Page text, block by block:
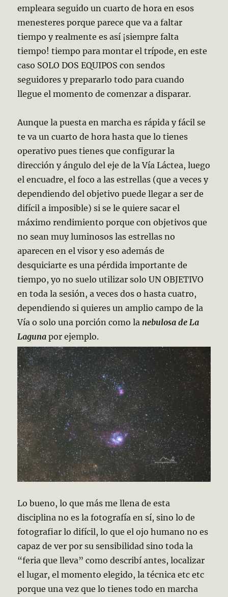
empleara seguido un cuarto de hora en esos
menesteres porque parece que va a faltar
tiempo y realmente es así ¡siempre falta
tiempo! tiempo para montar el trípode, en este
caso SOLO DOS EQUIPOS con sendos
seguidores y prepararlo todo para cuando
llegue el momento de comenzar a disparar.
Aunque la puesta en marcha es rápida y fácil se
te va un cuarto de hora hasta que lo tienes
operativo pues tienes que configurar la
dirección y ángulo del eje de la Vía Láctea, luego
el encuadre, el foco a las estrellas (que a veces y
dependiendo del objetivo puede llegar a ser de
difícil a imposible) si se le quiere sacar el
máximo rendimiento porque con objetivos que
no sean muy luminosos las estrellas no
aparecen en el visor y eso además de
desquiciarte es una pérdida importante de
tiempo, yo no suelo utilizar solo UN OBJETIVO
en toda la sesión, a veces dos o hasta cuatro,
dependiendo si quieres un amplio campo de la
Vía o solo una porción como la nebulosa de La
Laguna por ejemplo.
Lo bueno, lo que más me llena de esta
disciplina no es la fotografía en sí, sino lo de
fotografiar lo difícil, lo que el ojo humano no es
capaz de ver por su sensibilidad sino toda la
“feria que lleva” como describí antes, localizar
el lugar, el momento elegido, la técnica etc etc
porque una vez que lo tienes todo en marcha